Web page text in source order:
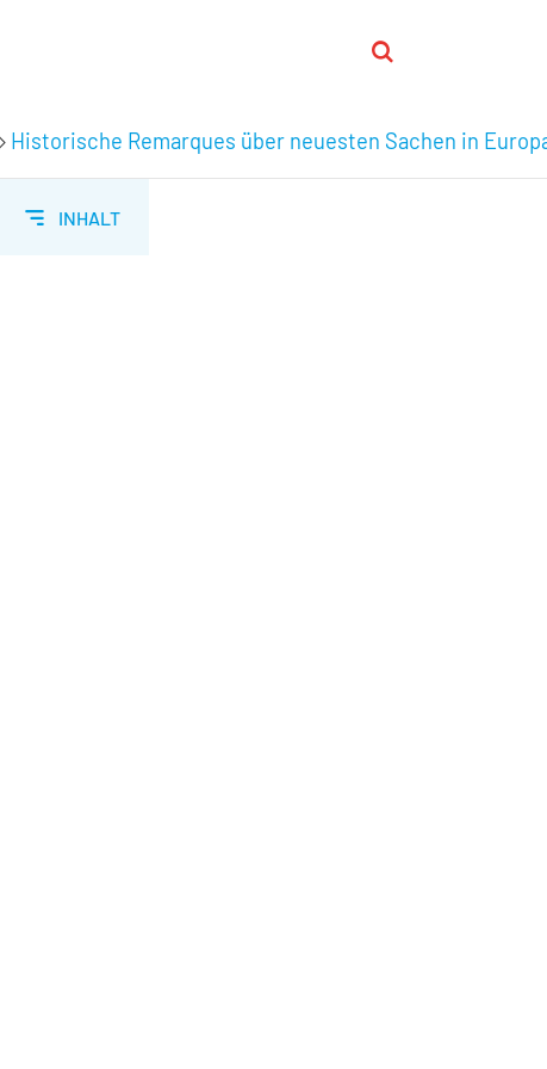
Historische Remarques über neuesten Sachen in
INHALT